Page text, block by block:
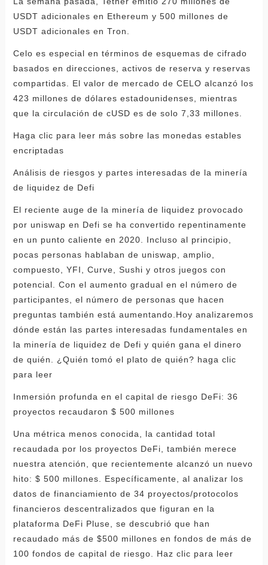
USDT adicionales en Ethereum y 500 millones de
USDT adicionales en Tron.
Celo es especial en términos de esquemas de cifrado
basados ​​en direcciones, activos de reserva y reservas
compartidas. El valor de mercado de CELO alcanzó los
423 millones de dólares estadounidenses, mientras
que la circulación de cUSD es de solo 7,33 millones.
Haga clic para leer más sobre las monedas estables
encriptadas
Análisis de riesgos y partes interesadas de la minería
de liquidez de Defi
El reciente auge de la minería de liquidez provocado
por uniswap en Defi se ha convertido repentinamente
en un punto caliente en 2020. Incluso al principio,
pocas personas hablaban de uniswap, amplio,
compuesto, YFI, Curve, Sushi y otros juegos con
potencial. Con el aumento gradual en el número de
participantes, el número de personas que hacen
preguntas también está aumentando.Hoy analizaremos
dónde están las partes interesadas fundamentales en
la minería de liquidez de Defi y quién gana el dinero
de quién. ¿Quién tomó el plato de quién? haga clic
para leer
Inmersión profunda en el capital de riesgo DeFi: 36
proyectos recaudaron $ 500 millones
Una métrica menos conocida, la cantidad total
recaudada por los proyectos DeFi, también merece
nuestra atención, que recientemente alcanzó un nuevo
hito: $ 500 millones. Específicamente, al analizar los
datos de financiamiento de 34 proyectos/protocolos
financieros descentralizados que figuran en la
plataforma DeFi Pluse, se descubrió que han
recaudado más de $500 millones en fondos de más de
100 fondos de capital de riesgo. Haz clic para leer